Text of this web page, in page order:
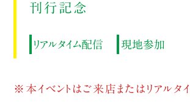
刊行記念
リアルタイム配信 現地参加
※本イベントはご来店またはリアルタ